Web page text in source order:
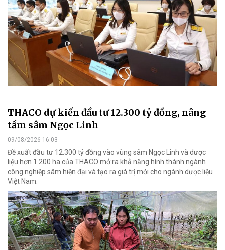
THACO dự kiến đầu tư 12.300 tỷ đồng, nâng
tầm sâm Ngọc Linh
09/08/2026 16:03
Đề xuất đầu tư 12.300 tỷ đồng vào vùng sâm Ngọc Linh và dược
liệu hơn 1.200 ha của THACO mở ra khả năng hình thành ngành
công nghiệp sâm hiện đại và tạo ra giá trị mới cho ngành dược liệu
Việt Nam.